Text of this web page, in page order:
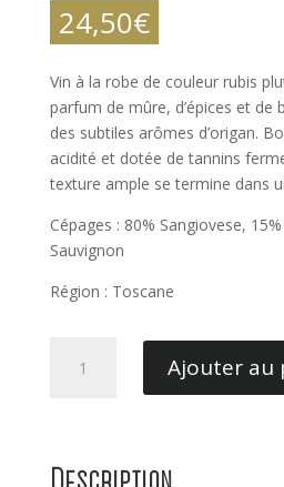
24,50€
Vin à la robe de couleur rubis
parfum de mûre, d’épices et de
des subtiles arômes d’origan.
acidité et dotée de tannins
texture ample se termine dans
Cépages : 80% Sangiovese,
Sauvignon
Région : Toscane
Ajouter au
Description